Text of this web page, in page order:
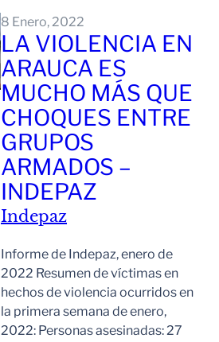
8 Enero, 2022
LA VIOLENCIA EN
ARAUCA ES
MUCHO MÁS QUE
CHOQUES ENTRE
GRUPOS
ARMADOS –
INDEPAZ
Indepaz
Informe de Indepaz, enero de
2022 Resumen de víctimas en
hechos de violencia ocurridos en
la primera semana de enero,
2022: Personas asesinadas: 27